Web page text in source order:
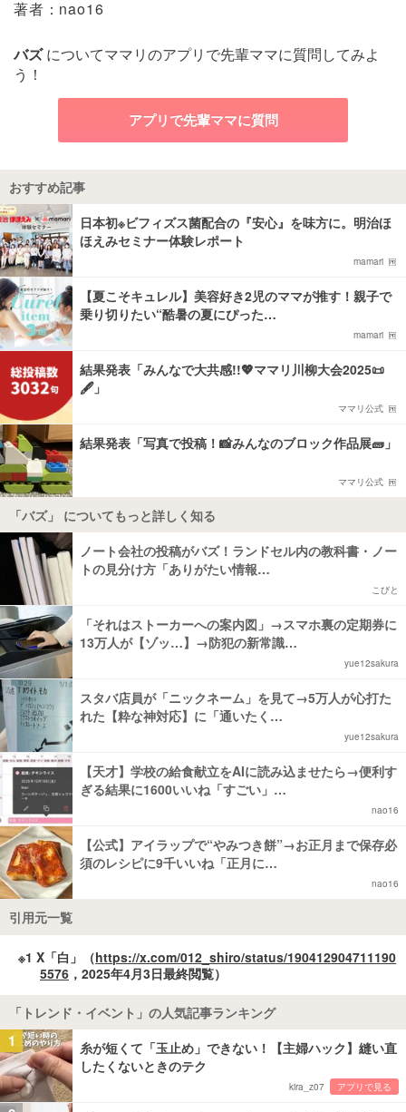
著者：nao16
バズについてママリのアプリで先輩ママに質問してみよ
う！
アプリで先輩ママに質問
おすすめ記事
日本初※ビフィズス菌配合の『安心』を味方に。明治ほ
ほえみセミナー体験レポート
mamari
【夏こそキュレル】美容好き2児のママが推す！親子で
乗り切りたい“酷暑の夏にぴった…
mamari
結果発表「みんなで大共感!!💖ママリ川柳大会2025📜
🖋️」
ママリ公式
結果発表「写真で投稿！📸みんなのブロック作品展🧱」
ママリ公式
「バズ」 についてもっと詳しく知る
ノート会社の投稿がバズ！ランドセル内の教科書・ノー
トの見分け方「ありがたい情報…
こびと
「それはストーカーへの案内図」→スマホ裏の定期券に
13万人が【ゾッ…】→防犯の新常識…
yue12sakura
スタバ店員が「ニックネーム」を見て→5万人が心打た
れた【粋な神対応】に「通いたく…
yue12sakura
【天才】学校の給食献立をAIに読み込ませたら→便利す
ぎる結果に1600いいね「すごい」…
nao16
【公式】アイラップで“やみつき餅”→お正月まで保存必
須のレシピに9千いいね「正月に…
nao16
引用元一覧
※1 X「白」（https://x.com/012_shiro/status/190412904711190
5576 ，2025年4月3日最終閲覧）
「トレンド・イベント」の人気記事ランキング
1
糸が短くて「玉止め」できない！【主婦ハック】縫い直
したくないときのテク
kira_z07 アプリで見る